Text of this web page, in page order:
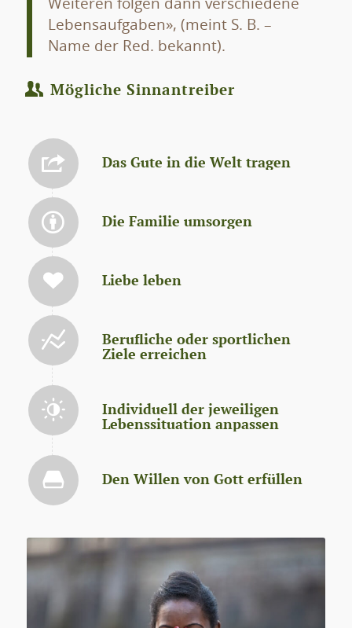
Weiteren folgen dann verschiedene
Lebensaufgaben», (meint S. B. –
Name der Red. bekannt).
Mögliche Sinnantreiber
Das Gute in die Welt tragen
Die Familie umsorgen
Liebe leben
Berufliche oder sportlichen
Ziele erreichen
Individuell der jeweiligen
Lebenssituation anpassen
Den Willen von Gott erfüllen